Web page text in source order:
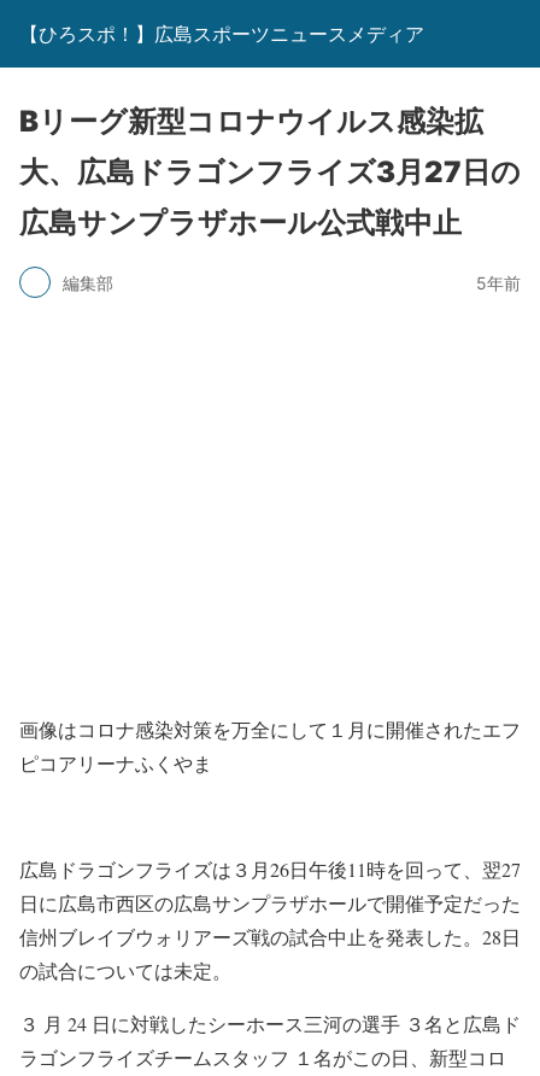
【ひろスポ！】広島スポーツニュースメディア
Bリーグ新型コロナウイルス感染拡
大、広島ドラゴンフライズ3月27日の
広島サンプラザホール公式戦中止
編集部 5年前
画像はコロナ感染対策を万全にして１月に開催されたエフ
ピコアリーナふくやま
広島ドラゴンフライズは３月26日午後11時を回って、翌27
日に広島市西区の広島サンプラザホールで開催予定だった
信州ブレイブウォリアーズ戦の試合中止を発表した。28日
の試合については未定。
３ 月 24 日に対戦したシーホース三河の選手 ３名と広島ド
ラゴンフライズチームスタッフ １名がこの日、新型コロ